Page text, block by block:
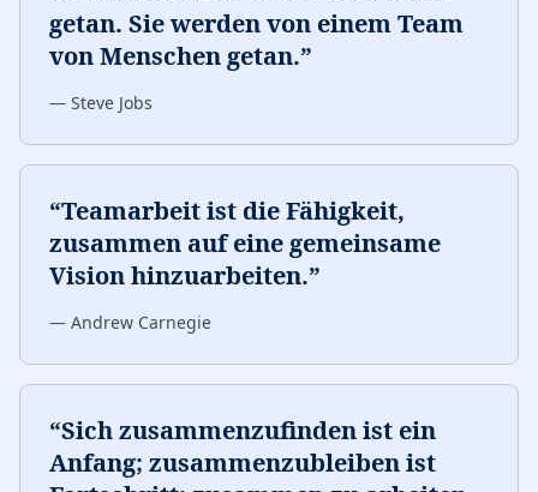
getan. Sie werden von einem Team
von Menschen getan.”
— Steve Jobs
“Teamarbeit ist die Fähigkeit,
zusammen auf eine gemeinsame
Vision hinzuarbeiten.”
— Andrew Carnegie
“Sich zusammenzufinden ist ein
Anfang; zusammenzubleiben ist